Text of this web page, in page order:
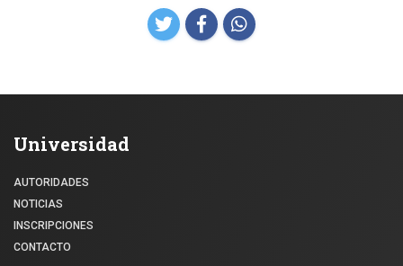
Universidad
AUTORIDADES
NOTICIAS
INSCRIPCIONES
CONTACTO